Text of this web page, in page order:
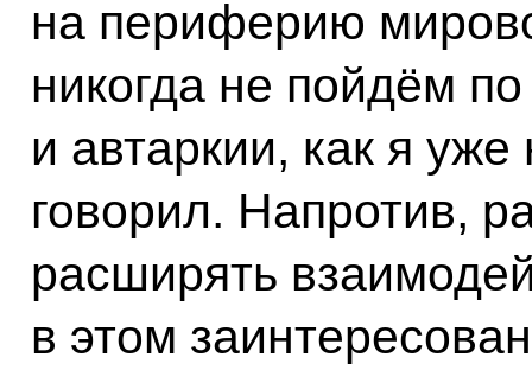
на периферию
никогда не пойдём
и автаркии, как я
говорил. Напротив,
расширять
в этом